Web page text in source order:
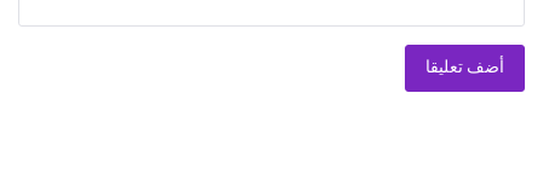
أضف تعليقا